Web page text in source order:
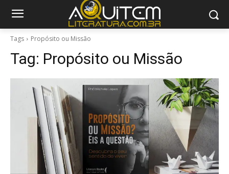
Tags Propósito ou Missão
Tag: Propósito ou Missão